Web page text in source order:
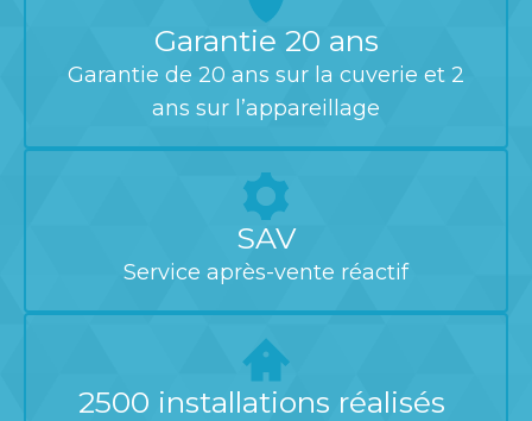
Garantie 20 ans
Garantie de 20 ans sur la cuverie et 2
ans sur l’appareillage
SAV
Service après-vente réactif
2500 installations réalisés